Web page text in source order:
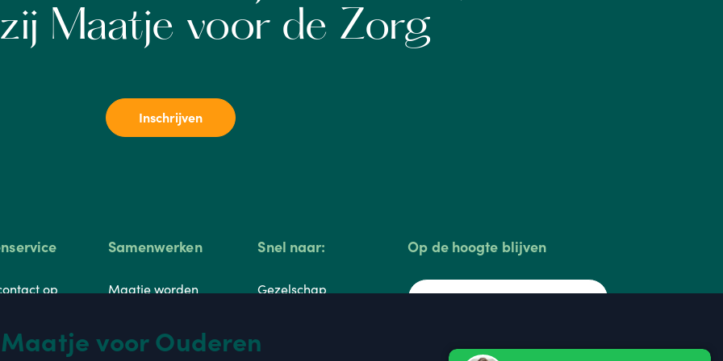
voor Ouderen
Maatje voor de Zorg
Inschrijven
op
Samenwerken
Maatje worden
worden
Snel naar:
Gezelschap
Op de hoogte blijven